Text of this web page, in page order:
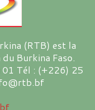
(RTB) est la
Burkina Faso.
01 Tél : (+226) 25